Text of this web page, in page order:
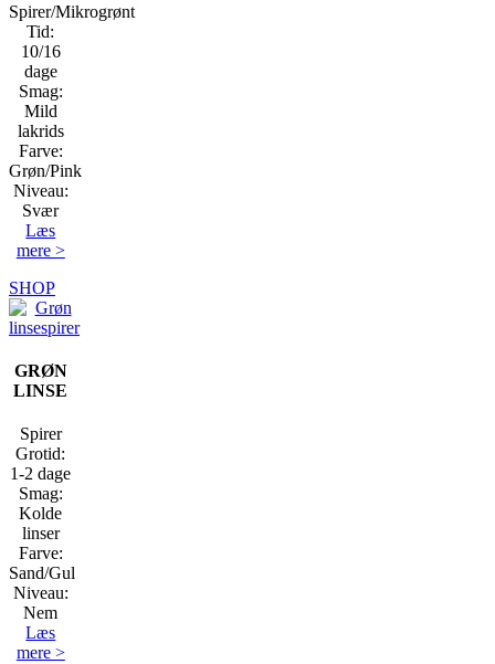
Spirer/Mikrogrønt
Tid:
10/16
dage
Smag:
Mild
lakrids
Farve:
Grøn/Pink
Niveau:
Svær
Læs
mere >
SHOP
GRØN
LINSE
Spirer
Grotid:
1-2 dage
Smag:
Kolde
linser
Farve:
Sand/Gul
Niveau:
Nem
Læs
mere >